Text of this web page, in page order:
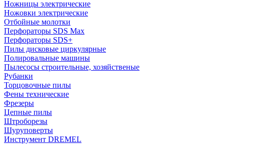
Ножницы электрические
Ножовки электрические
Отбойные молотки
Перфораторы SDS Max
Перфораторы SDS+
Пилы дисковые циркулярные
Полировальные машины
Пылесосы строительные, хозяйственые
Рубанки
Торцовочные пилы
Фены технические
Фрезеры
Цепные пилы
Штроборезы
Шуруповерты
Инструмент DREMEL